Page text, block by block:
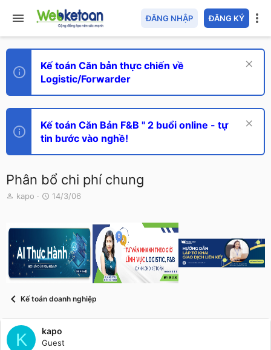
ĐĂNG NHẬP ĐĂNG KÝ
Kế toán Căn bản thực chiến về
Logistic/Forwarder
Kế toán Căn Bản F&B " 2 buổi online - tự
tin bước vào nghề!
Phân bổ chi phí chung
T
e
a
d
s
a
r
kapo
N
y
ử
i
14/3/06
Kế toán doanh nghiệp
K kapo
Guest